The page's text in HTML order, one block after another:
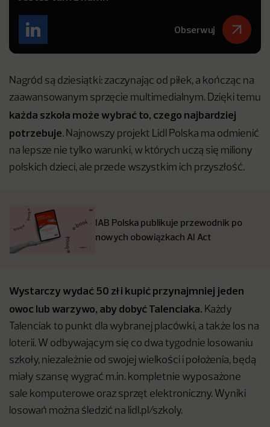
Obserwuj
Nagród są dziesiątki: zaczynając od piłek, a kończąc na
zaawansowanym sprzęcie multimedialnym. Dzięki temu
każda szkoła może wybrać to, czego najbardziej
potrzebuje. Najnowszy projekt Lidl Polska ma odmienić
na lepsze nie tylko warunki, w których uczą się miliony
polskich dzieci, ale przede wszystkim ich przyszłość.
IAB Polska publikuje przewodnik po
nowych obowiązkach AI Act
Wystarczy wydać 50 zł i kupić przynajmniej jeden
owoc lub warzywo, aby dobyć Talenciaka. Każdy
Talenciak to punkt dla wybranej placówki, a także los na
loterii. W odbywającym się co dwa tygodnie losowaniu
szkoły, niezależnie od swojej wielkości i położenia, będą
miały szansę wygrać m.in. kompletnie wyposażone
sale komputerowe oraz sprzęt elektroniczny. Wyniki
losowań można śledzić na lidl.pl/szkoly.